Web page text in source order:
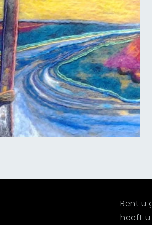
Bent u
heeft